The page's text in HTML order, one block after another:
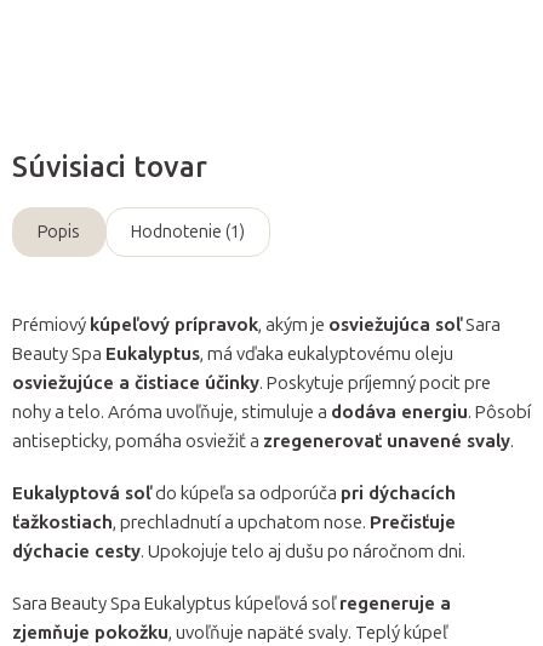
Súvisiaci tovar
Popis Hodnotenie (1)
Prémiový kúpeľový prípravok, akým je osviežujúca soľSara
Beauty Spa Eukalyptus, má vďaka eukalyptovému oleju
osviežujúce a čistiace účinky. Poskytuje príjemný pocit pre
nohy a telo. Aróma uvoľňuje, stimuluje a dodáva energiu. Pôsobí
antisepticky, pomáha osviežiť a zregenerovať unavené svaly.
Eukalyptová soľdo kúpeľa sa odporúča pri dýchacích
ťažkostiach, prechladnutí a upchatom nose. Prečisťuje
dýchacie cesty. Upokojuje telo aj dušu po náročnom dni.
Sara Beauty Spa Eukalyptus kúpeľová soľregeneruje a
zjemňuje pokožku, uvoľňuje napäté svaly. Teplý kúpeľ